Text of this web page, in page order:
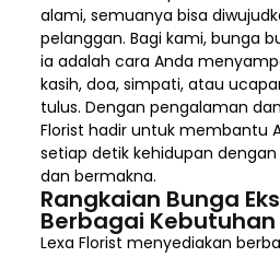
alami, semuanya bisa
pelanggan. Bagi kami, bunga
ia adalah cara Anda
kasih, doa, simpati, atau
tulus. Dengan pengalaman
Florist hadir untuk membantu
setiap detik kehidupan
dan bermakna.
Rangkaian Bunga
Berbagai Kebutuhan
Lexa Florist menyediakan